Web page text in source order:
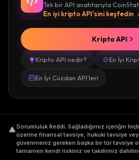
Tek bir API anahtarıyla
En iyi kripto API'sini keşfedin
Kripto API nedir? En İyi
En İyi Cüzdan API'leri
Kripto API
Sorumluluk Reddi. Sağladığımız içeriğin
üzerine finansal tavsiye, hukuki tavsiye
güvenmeniz gereken başka bir tür tavsiye
tamamen kendi riskiniz ve takdiriniz